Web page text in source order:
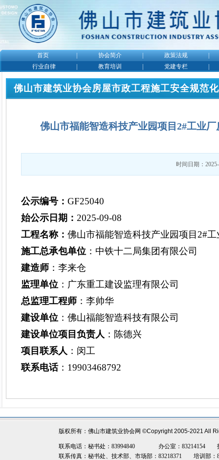
首页 协会简介 政策法规
行业自律
教育培训 党建专栏
佛山市建筑业协会房屋市政工程施工安全规范
佛山市福能智造科技产业园项目2#工业
时间日期：
公示编号 ： GF25040
始公示日期 ： 2025-09-08
工程名称： 佛山市福能智造科技产业园项目 2#
施工总承包单位 ： 中铁十二局集团有限公司
建造师 ： 李来仓
监理单位 ： 广东重工建设监理有限公司
总监理工程师 ： 李帅华
建设单位 ： 佛山福能智造科技有限公司
建设单位项目负责人 ： 陈德兴
项目联系人 ：闵工
联系电话： 19903468792
版权所有：佛山市建筑业协会网 ©Copyright 2005-2021 All
联系电话：秘书处：83994840 办公室：83214154 技
联系传真：秘书处、技术部、市场部：83218371 培训部